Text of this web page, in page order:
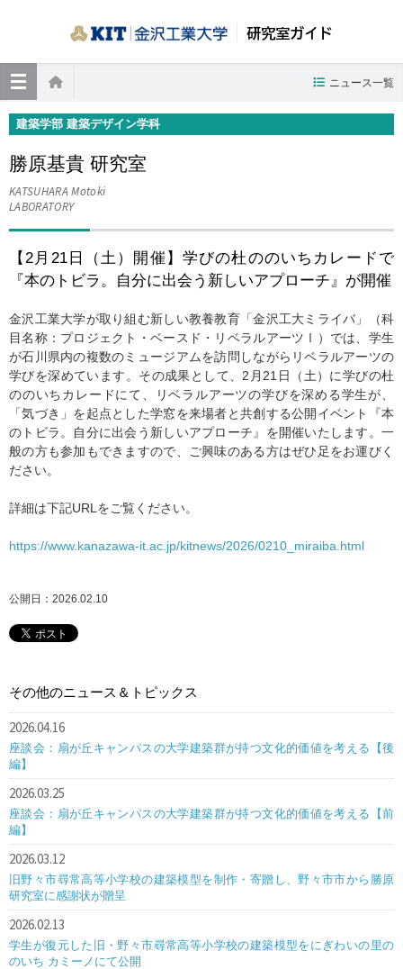
研究室ガイド
ホーム
ニュース一覧
建築学部 建築デザイン学科
勝原基貴 研究室
KATSUHARA Motoki
LABORATORY
【2月21日（土）開催】学びの杜ののいちカレードで
『本のトビラ。自分に出会う新しいアプローチ』が開催
金沢工業大学が取り組む新しい教養教育「金沢工大ミライバ」（科
目名称：プロジェクト・ベースド・リベラルアーツⅠ）では、学生
が石川県内の複数のミュージアムを訪問しながらリベラルアーツの
学びを深めています。その成果として、2月21日（土）に学びの杜
ののいちカレードにて、リベラルアーツの学びを深める学生が、
「気づき」を起点とした学窓を来場者と共創する公開イベント『本
のトビラ。自分に出会う新しいアプローチ』を開催いたします。一
般の方も参加もできますので、ご興味のある方はぜひ足をお運びく
ださい。
詳細は下記URLをご覧ください。
https://www.kanazawa-it.ac.jp/kitnews/2026/0210_miraiba.html
公開日：2026.02.10
その他のニュース＆トピックス
2026.04.16
座談会：扇が丘キャンパスの大学建築群が持つ文化的価値を考える【後
編】
2026.03.25
座談会：扇が丘キャンパスの大学建築群が持つ文化的価値を考える【前
編】
2026.03.12
旧野々市尋常高等小学校の建築模型を制作・寄贈し、野々市市から勝原
研究室に感謝状が贈呈
2026.02.13
学生が復元した旧・野々市尋常高等小学校の建築模型をにぎわいの里の
のいち カミーノにて公開